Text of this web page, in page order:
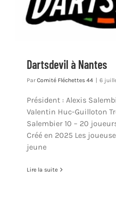
Dartsdevil à Nantes
ParComité Fléchettes 44 | 6
Président : Alexis
Valentin Huc-Guilloton
Salembier 10 – 20
Créé en 2025 Les
jeune
Lire la suite